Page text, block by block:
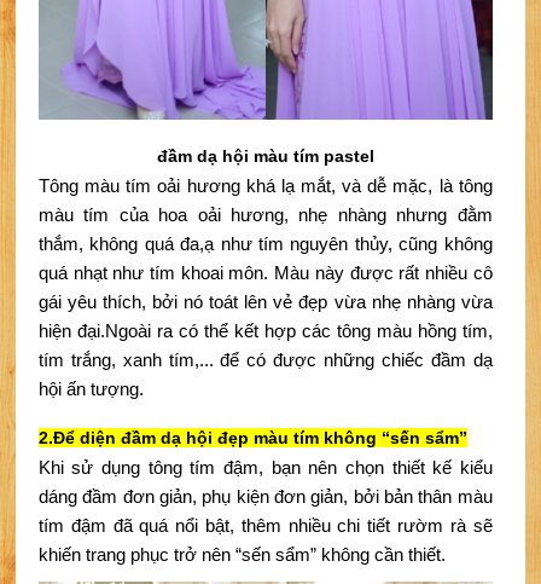
đầm dạ hội màu tím pastel
Tông màu tím oải hương khá lạ mắt, và dễ mặc, là tông
màu tím của hoa oải hương, nhẹ nhàng nhưng đằm
thắm, không quá đa,ạ như tím nguyên thủy, cũng không
quá nhạt như tím khoai môn. Màu này được rất nhiều cô
gái yêu thích, bởi nó toát lên vẻ đẹp vừa nhẹ nhàng vừa
hiện đại.Ngoài ra có thể kết hợp các tông màu hồng tím,
tím trắng, xanh tím,... để có được những chiếc đầm dạ
hội ấn tượng.
2.Để diện đầm dạ hội đẹp màu tím không “sến sẩm”
Khi sử dụng tông tím đậm, bạn nên chọn thiết kế kiểu
dáng đầm đơn giản, phụ kiện đơn giản, bởi bản thân màu
tím đậm đã quá nổi bật, thêm nhiều chi tiết rườm rà sẽ
khiến trang phục trở nên “sến sẩm” không cần thiết.